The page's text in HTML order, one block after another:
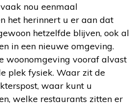
nou eenmaal
het herinnert u er aan dat
hetzelfde blijven, ook al
in een nieuwe omgeving.
woonomgeving vooraf alvast
plek fysiek. Waar zit de
waar kunt u
welke restaurants zitten er